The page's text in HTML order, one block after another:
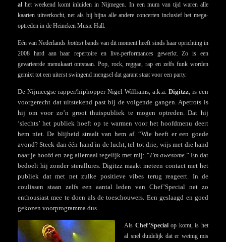
al het weekend komt inluiden in Nijmegen. In een mum van tijd waren alle
kaarten uitverkocht, net als bij bijna alle andere concerten inclusief het mega-
optreden in de Heineken Music Hall.
Eén van Nederlands hottestbands van dit moment heeft sinds haar oprichting in
2008 hard aan haar repertoire en live-performances gewerkt. Zo is een
gevarieerde menukaart ontstaan. Pop, rock, reggae, rap en zelfs funk worden
gemixt tot een uiterst swingend mengsel dat garant staat voor een party.
De Nijmeegse rapper/hiphopper Nigel Williams, a.k.a. Digitzz , is een
voorgerecht dat uitstekend past bij de volgende gangen. Apetrots is
hij om voor zo’n groot thuispubliek te mogen optreden. Dat hij
‘slechts’ het publiek hoeft op te warmen voor het hoofdmenu deert
hem niet. De blijheid straalt van hem af. “Wie heeft er een goede
avond? Steek dan één hand in de lucht, tel tot drie, wijs met die hand
naar je hoofd en zeg allemaal tegelijk met mij: “I’m awesome.” En dat
bedoelt hij zonder sterallures. Digitzz maakt meteen contact met het
publiek dat met net zulke positieve vibes terug reageert. In de
coulissen staan zelfs een aantal leden van Chef’Special net zo
enthousiast mee te doen als de toeschouwers. Een geslaagd en goed
gekozen voorprogramma dus.
Als Chef’Specialop komt, is het
al snel duidelijk dat er weinig mis